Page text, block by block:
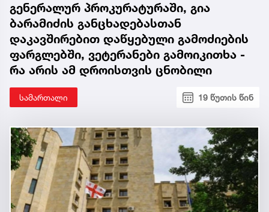
გენერალურ პროკურატურაში, გია
ბარამიძის განცხადებასთან
დაკავშირებით დაწყებული გამოძიების
ფარგლებში, ვეტერანები გამოიკითხა -
რა არის ამ დროისთვის ცნობილი
სამართალი 19 წუთის წინ